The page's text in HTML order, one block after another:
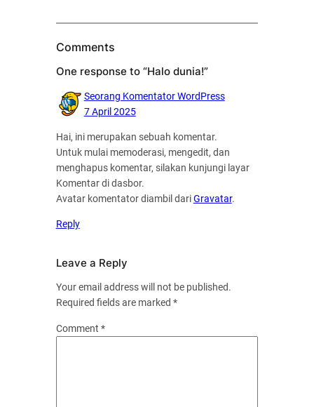
Comments
One response to “Halo dunia!”
Seorang Komentator WordPress
7 April 2025
Hai, ini merupakan sebuah komentar.
Untuk mulai memoderasi, mengedit, dan
menghapus komentar, silakan kunjungi layar
Komentar di dasbor.
Avatar komentator diambil dariGravatar.
Reply
Leave a Reply
Your email address will not be published.
Required fields are marked *
Comment *